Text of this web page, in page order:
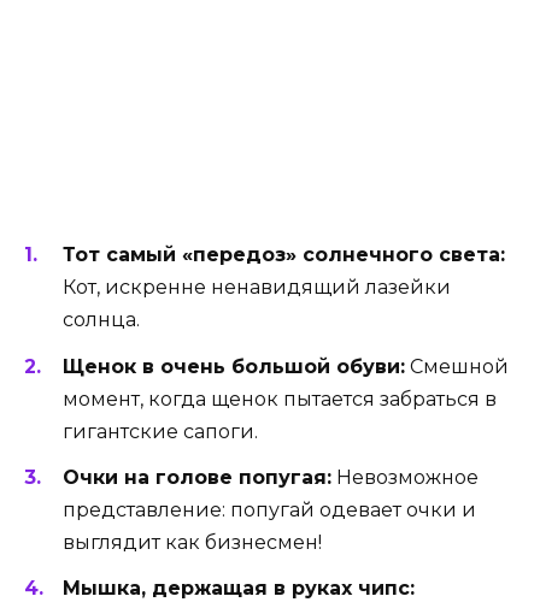
Тот самый «передоз» солнечного света:
Кот, искренне ненавидящий лазейки
солнца.
Щенок в очень большой обуви: Смешной
момент, когда щенок пытается забраться в
гигантские сапоги.
Очки на голове попугая: Невозможное
представление: попугай одевает очки и
выглядит как бизнесмен!
Мышка, держащая в руках чипс: